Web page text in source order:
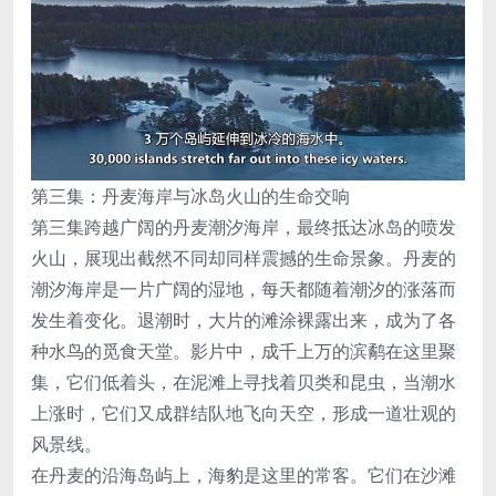
第三集：丹麦海岸与冰岛火山的生命交响
第三集跨越广阔的丹麦潮汐海岸，最终抵达冰岛的喷发
火山，展现出截然不同却同样震撼的生命景象。丹麦的
潮汐海岸是一片广阔的湿地，每天都随着潮汐的涨落而
发生着变化。退潮时，大片的滩涂裸露出来，成为了各
种水鸟的觅食天堂。影片中，成千上万的滨鹬在这里聚
集，它们低着头，在泥滩上寻找着贝类和昆虫，当潮水
上涨时，它们又成群结队地飞向天空，形成一道壮观的
风景线。
在丹麦的沿海岛屿上，海豹是这里的常客。它们在沙滩